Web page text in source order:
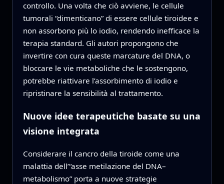
controllo. Una volta che ciò avviene, le cellule
tumorali “dimenticano” di essere cellule tiroidee e
non assorbono più lo iodio, rendendo inefficace la
terapia standard. Gli autori propongono che
invertire con cura queste marcature del DNA, o
bloccare le vie metaboliche che le sostengono,
potrebbe riattivare l’assorbimento di iodio e
ripristinare la sensibilità al trattamento.
Nuove idee terapeutiche basate su una
visione integrata
Considerare il cancro della tiroide come una
malattia dell’“asse metilazione del DNA–
metabolismo” porta a nuove strategie